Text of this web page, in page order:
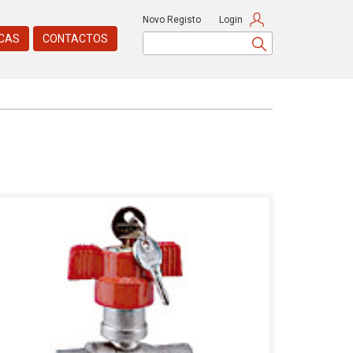
CONTACTOS
Novo Registo Login